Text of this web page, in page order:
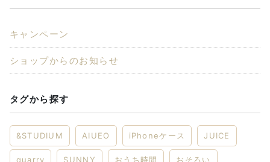
キャンペーン
ショップからのお知らせ
タグから探す
&STUDIUM AIUEO iPhoneケース JUICE
quarry SUNNY おうち時間 おそろい